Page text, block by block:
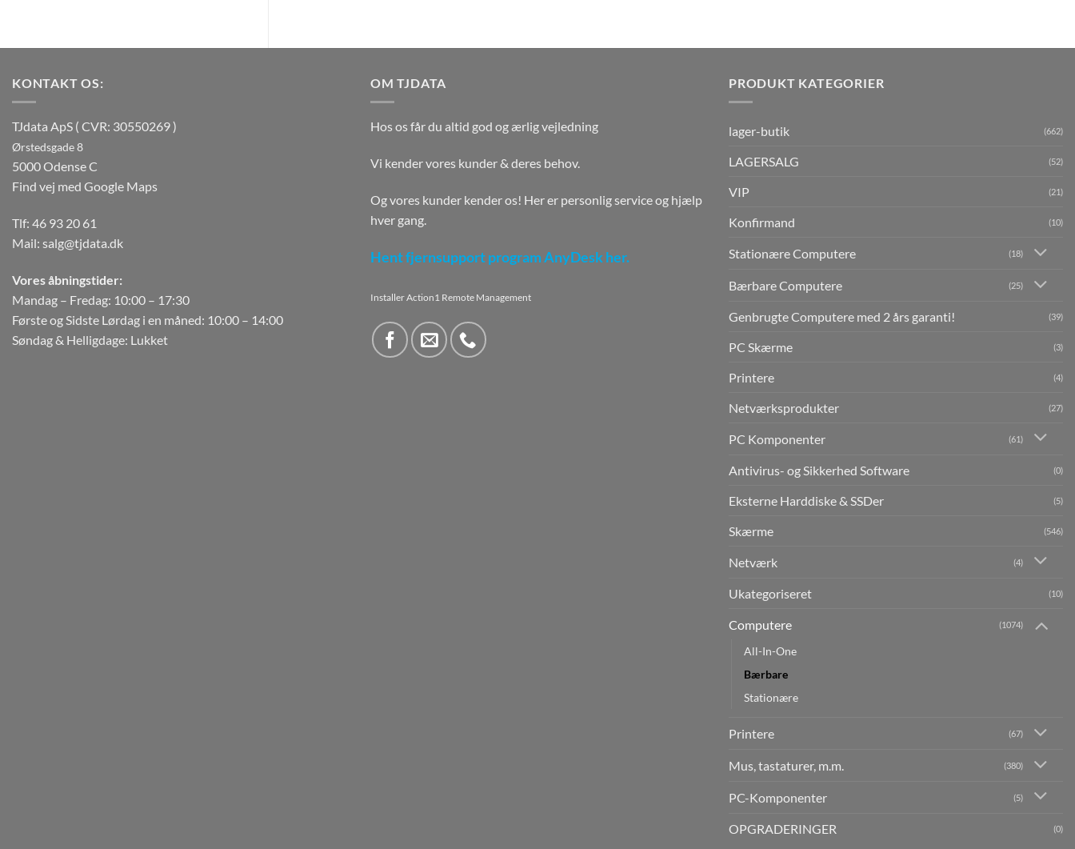
KONTAKT OS:
TJdata ApS ( CVR: 30550269 )
Ørstedsgade 8
5000 Odense C
Find vej med Google Maps
Tlf: 46 93 20 61
Mail: salg@tjdata.dk
Vores åbningstider:
Mandag – Fredag: 10:00 – 17:30
Første og Sidste Lørdag i en måned: 10:00 – 14:00
Søndag & Helligdage: Lukket
OM TJDATA
Hos os får du altid god og ærlig vejledning
Vi kender vores kunder & deres behov.
Og vores kunder kender os! Her er personlig service og hjælp
hver gang.
Hent fjernsupport program AnyDesk her.
Installer Action1 Remote Management
PRODUKT KATEGORIER
lager-butik (662)
LAGERSALG (52)
VIP (21)
Konfirmand (10)
Stationære Computere (18)
Bærbare Computere (25)
Genbrugte Computere med 2 års garanti! (39)
PC Skærme (3)
Printere (4)
Netværksprodukter (27)
PC Komponenter (61)
Antivirus- og Sikkerhed Software (0)
Eksterne Harddiske & SSDer (5)
Skærme (546)
Netværk (4)
Ukategoriseret (10)
Computere (1074)
All-In-One
Bærbare
Stationære
Printere (67)
Mus, tastaturer, m.m. (380)
PC-Komponenter (5)
OPGRADERINGER (0)